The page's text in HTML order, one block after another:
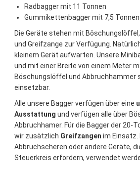
Radbagger mit 11 Tonnen
Gummikettenbagger mit 7,5 Tonnen
Die Geräte stehen mit
und Greifzange zur Verfügung.
kleinem Gerät aufwarten. Unsere
und mit einer Breite von einem Meter
Böschungslöffel und Abbruchhammer
einsetzbar.
Alle unsere Bagger verfügen über eine
Ausstattung und verfügen alle über
Abbruchhamer. Für die Bagger der 20-
wir zusätzlich Greifzangen im Einsatz.
Abbruchscheren oder andere Geräte,
Steuerkreis erfordern, verwendet